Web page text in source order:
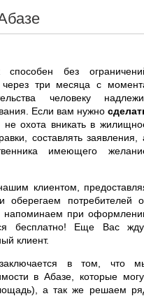
без
три месяца с
человеку
Если вам нужно
не охота вникать в
составлять заявления,
имеющего
клиентом,
оберегаем потребителей
напоминаем при
бесплатно! Еще Вас
клиент.
в том, что
в Абазе, которые
а так же решаем